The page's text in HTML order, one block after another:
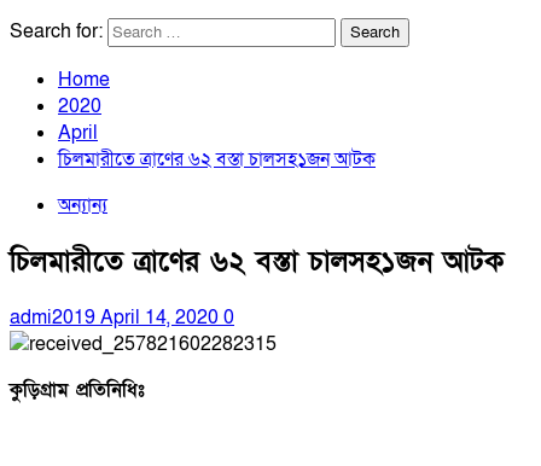
Search for:
Home
2020
April
চিলমারীতে ত্রাণের ৬২ বস্তা চালসহ১জন আটক
অন্যান্য
চিলমারীতে ত্রাণের ৬২ বস্তা চালসহ১জন আটক
admi2019April 14, 2020 0
কু‌ড়িগ্রাম প্রতি‌নি‌ধিঃ